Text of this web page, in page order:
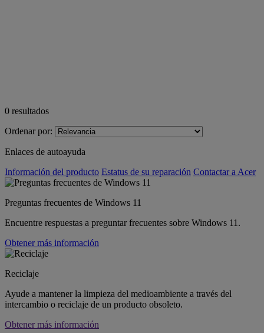
0 resultados
Ordenar por:
Enlaces de autoayuda
Información del producto Estatus de su reparación Contactar a Acer
Preguntas frecuentes de Windows 11
Encuentre respuestas a preguntar frecuentes sobre Windows 11.
Obtener más información
Reciclaje
Ayude a mantener la limpieza del medioambiente a través del
intercambio o reciclaje de un producto obsoleto.
Obtener más información